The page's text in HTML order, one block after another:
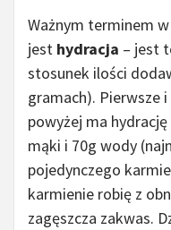
Ważnym terminem
jest hydracja – jest
stosunek ilości
gramach). Pierwsze
powyżej ma
mąki i 70g wody
pojedynczego
karmienie robię z
zagęszcza zakwas.